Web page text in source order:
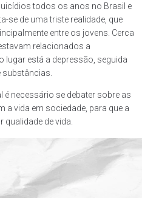
todos os anos no Brasil e
se de uma triste realidade, que
entre os jovens. Cerca
relacionados a
está a depressão, seguida
é necessário se debater sobre as
a vida em sociedade, para que a
de vida.